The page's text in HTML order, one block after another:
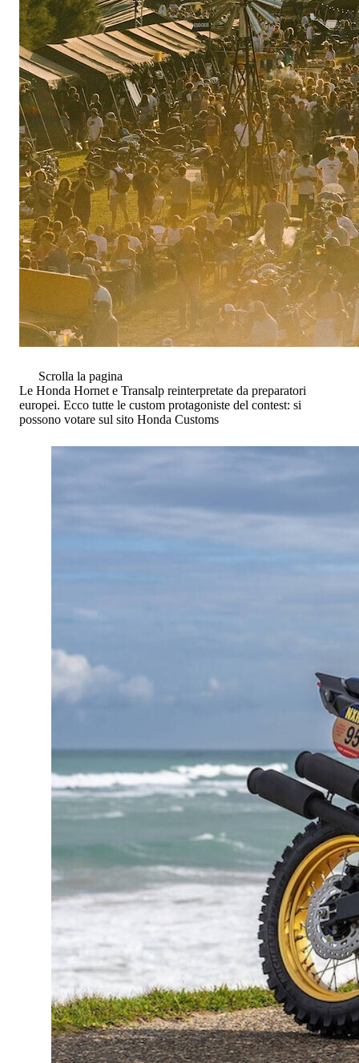
Scrolla la pagina
Le Honda Hornet e Transalp reinterpretate da preparatori
europei. Ecco tutte le custom protagoniste del contest: si
possono votare sul sito Honda Customs